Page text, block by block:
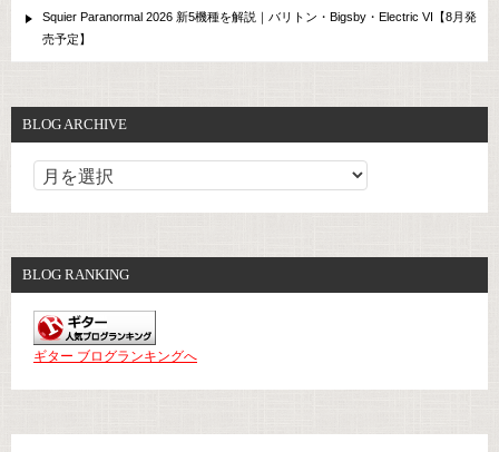
Squier Paranormal 2026 新5機種を解説｜バリトン・Bigsby・Electric VI【8月発
売予定】
BLOG ARCHIVE
BLOG RANKING
ギター ブログランキングへ